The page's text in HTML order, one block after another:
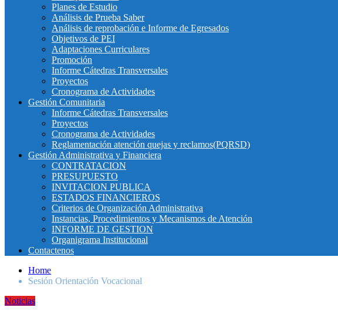
Planes de Estudio
Análisis de Prueba Saber
Análisis de reprobación e Informe de Egresados
Objetivos de PEI
Adaptaciones Curriculares
Promoción
Informe Cátedras Transversales
Proyectos
Cronograma de Actividades
Gestión Comunitaria
Informe Cátedras Transversales
Proyectos
Cronograma de Actividades
Reglamentación atención quejas y reclamos(PQRSD)
Gestión Administrativa y Financiera
CONTRATACION
PRESUPUESTO
INVITACION PUBLICA
ESTADOS FINANCIEROS
Criterios de Organización Administrativa
Instancias, Procedimientos y Mecanismos de Atención
INFORME DE GESTION
Organigrama Institucional
Contactenos
Home
Sesión Orientación Vocacional
Noticias